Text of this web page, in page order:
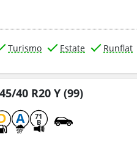
Turismo Estate Runflat
40 R20 Y (99)
A 71
B